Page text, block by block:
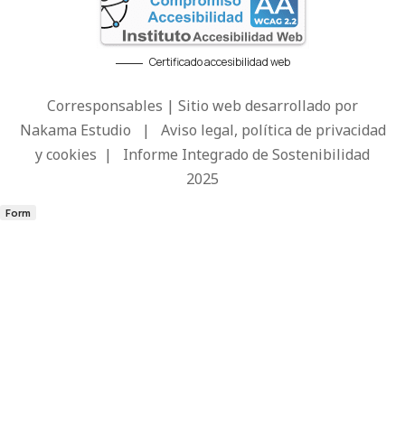
Certificado accesibilidad web
Corresponsables | Sitio web desarrollado por
Nakama Estudio | Aviso legal, política de privacidad
y cookies | Informe Integrado de Sostenibilidad
2025
Form